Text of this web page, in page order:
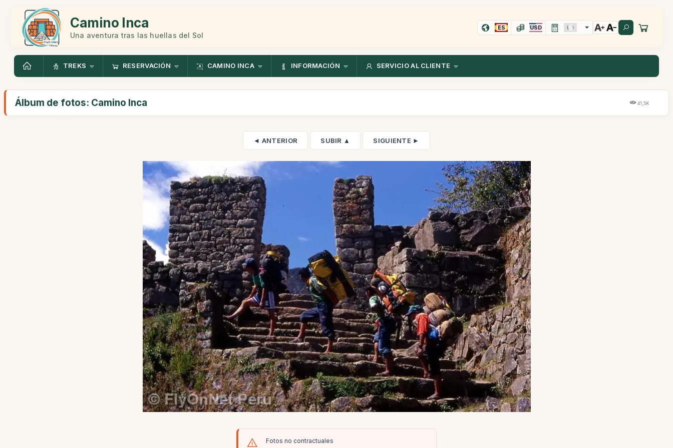
Camino Inca
Una aventura tras las huellas del Sol
ES USD
TREKS RESERVACIÓN CAMINO INCA INFORMACIÓN SERVICIO AL CLIENTE
Álbum de fotos: Camino Inca 41,5K
◄ ANTERIOR SUBIR ▲ SIGUIENTE ►
Fotos no contractuales